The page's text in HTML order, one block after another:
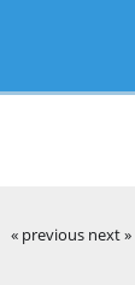
« previous next »